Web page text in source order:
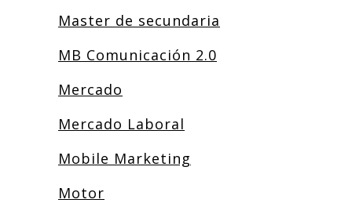
Master de secundaria
MB Comunicación 2.0
Mercado
Mercado Laboral
Mobile Marketing
Motor